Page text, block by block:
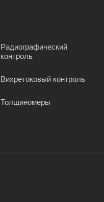
Радиографический
контроль
Вихретоковый контроль
Толщиномеры